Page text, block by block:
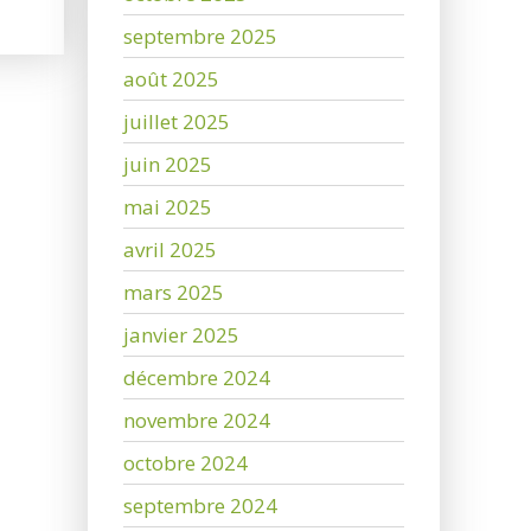
septembre 2025
août 2025
juillet 2025
juin 2025
mai 2025
avril 2025
mars 2025
janvier 2025
décembre 2024
novembre 2024
octobre 2024
septembre 2024